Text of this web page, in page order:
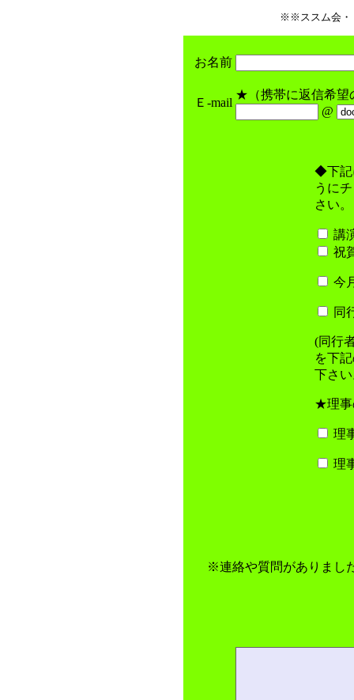
※※ススム会・
お名前
Ｅ-mail
★（携帯に返信希望
@
◆下記
うに
さい。
講
祝
今
同
(同行
を下
下さ
★理事
理
理
※連絡や質問がありまし